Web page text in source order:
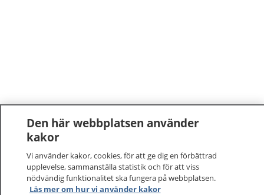
Den här webbplatsen använder
kakor
Vi använder kakor, cookies, för att ge dig en förbättrad
upplevelse, sammanställa statistik och för att viss
nödvändig funktionalitet ska fungera på webbplatsen.
Läs mer om hur vi använder kakor